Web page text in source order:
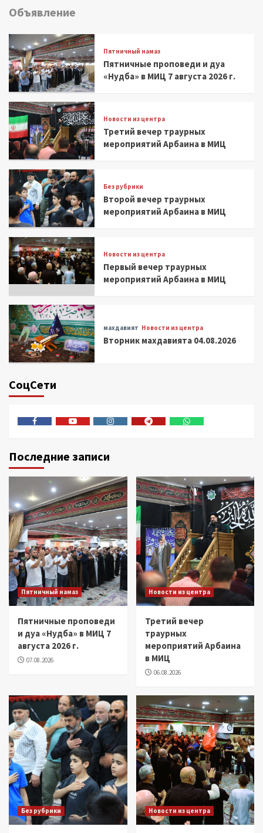
Объявление
Пятничный намаз
Пятничные проповеди и дуа
«Нудба» в МИЦ 7 августа 2026 г.
Новости из центра
Третий вечер траурных
мероприятий Арбаина в МИЦ
Без рубрики
Второй вечер траурных
мероприятий Арбаина в МИЦ
Новости из центра
Первый вечер траурных
мероприятий Арбаина в МИЦ
махдавият Новости из центра
Вторник махдавията 04.08.2026
СоцСети
Последние записи
Пятничный намаз
Пятничные проповеди
и дуа «Нудба» в МИЦ 7
августа 2026 г.
07.08.2026
Новости из центра
Третий вечер
траурных
мероприятий Арбаина
в МИЦ
06.08.2026
Без рубрики Новости из центра